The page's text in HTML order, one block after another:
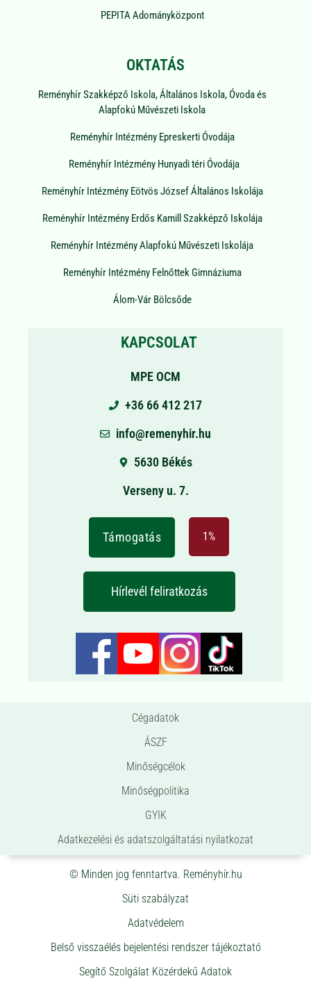
PEPITA Adományközpont
OKTATÁS
Reményhír Szakképző Iskola, Általános Iskola, Óvoda és
Alapfokú Művészeti Iskola
Reményhír Intézmény Epreskerti Óvodája
Reményhír Intézmény Hunyadi téri Óvodája
Reményhír Intézmény Eötvös József Általános Iskolája
Reményhír Intézmény Erdős Kamill Szakképző Iskolája
Reményhír Intézmény Alapfokú Művészeti Iskolája
Reményhír Intézmény Felnőttek Gimnáziuma
Álom-Vár Bölcsőde
KAPCSOLAT
MPE OCM
+36 66 412 217
info@remenyhir.hu
5630 Békés
Verseny u. 7.
Támogatás 1%
Hírlevél feliratkozás
Cégadatok
ÁSZF
Minőségcélok
Minőségpolitika
GYIK
Adatkezelési és adatszolgáltatási nyilatkozat
© Minden jog fenntartva. Reményhír.hu
Süti szabályzat
Adatvédelem
Belső visszaélés bejelentési rendszer tájékoztató
Segítő Szolgálat Közérdekű Adatok